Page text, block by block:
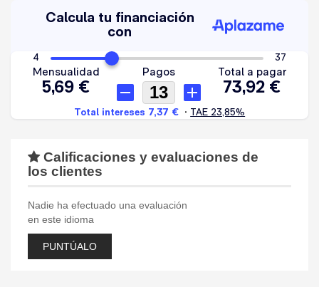
Calificaciones y evaluaciones de
los clientes
Nadie ha efectuado una evaluación
en este idioma
PUNTÚALO